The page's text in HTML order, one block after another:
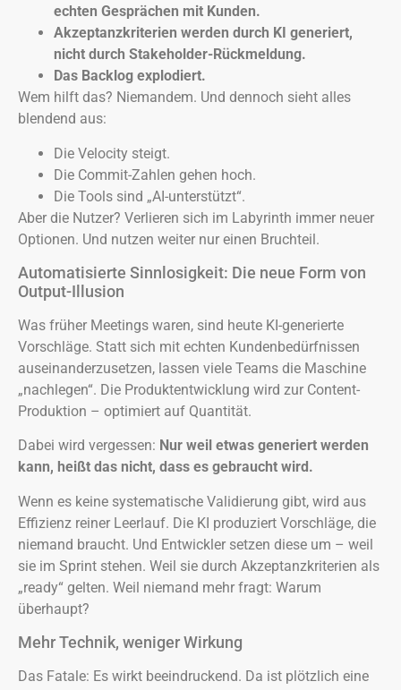
echten Gesprächen mit Kunden.
Akzeptanzkriterien werden durch KI generiert,
nicht durch Stakeholder-Rückmeldung.
Das Backlog explodiert.
Wem hilft das? Niemandem. Und dennoch sieht alles
blendend aus:
Die Velocity steigt.
Die Commit-Zahlen gehen hoch.
Die Tools sind „AI-unterstützt“.
Aber die Nutzer? Verlieren sich im Labyrinth immer neuer
Optionen. Und nutzen weiter nur einen Bruchteil.
Automatisierte Sinnlosigkeit: Die neue Form von
Output-Illusion
Was früher Meetings waren, sind heute KI-generierte
Vorschläge. Statt sich mit echten Kundenbedürfnissen
auseinanderzusetzen, lassen viele Teams die Maschine
„nachlegen“. Die Produktentwicklung wird zur Content-
Produktion – optimiert auf Quantität.
Dabei wird vergessen: Nur weil etwas generiert werden
kann, heißt das nicht, dass es gebraucht wird.
Wenn es keine systematische Validierung gibt, wird aus
Effizienz reiner Leerlauf. Die KI produziert Vorschläge, die
niemand braucht. Und Entwickler setzen diese um – weil
sie im Sprint stehen. Weil sie durch Akzeptanzkriterien als
„ready“ gelten. Weil niemand mehr fragt: Warum
überhaupt?
Mehr Technik, weniger Wirkung
Das Fatale: Es wirkt beeindruckend. Da ist plötzlich eine